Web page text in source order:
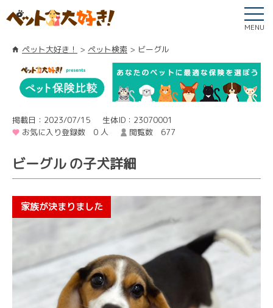
MENU
ペット大好き！ ペット検索 ビーグル
掲載日：2023/07/15
生体ID：23070001
お気に入り登録数 0 人
閲覧数 677
ビーグル の子犬詳細